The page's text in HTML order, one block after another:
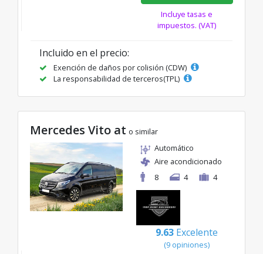
Incluye tasas e
impuestos. (VAT)
Incluido en el precio:
Exención de daños por colisión (CDW)
La responsabilidad de terceros(TPL)
Mercedes Vito at o similar
Automático
Aire acondicionado
8
4 4
9.63 Excelente
(9 opiniones)